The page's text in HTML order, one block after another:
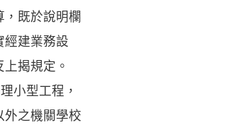
既於說明欄
經建業務設
揭規定。
小型工程，
外之機關學校